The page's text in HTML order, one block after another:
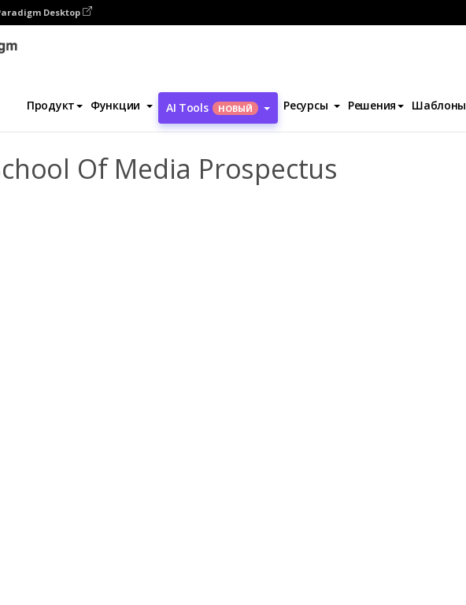
Desktop
Продукт Функции AI Tools НОВЫЙ Ресурсы Решения Шаблоны
Creative School Of Media Prospectus
Of Media Prospectus